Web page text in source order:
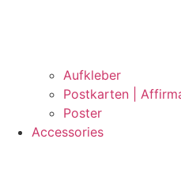
Aufkleber
Postkarten |
Poster
Accessories